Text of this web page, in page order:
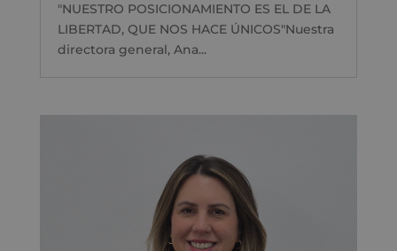
"NUESTRO POSICIONAMIENTO ES EL DE LA
LIBERTAD, QUE NOS HACE ÚNICOS"Nuestra
directora general, Ana...